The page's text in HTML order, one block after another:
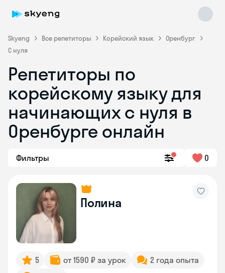
Skyeng Все репетиторы Корейский язык
Оренбург
С нуля
Репетиторы по
корейскому языку для
начинающих с нуля в
Оренбурге онлайн
Фильтры 0
Полина
5 от 1590 ₽ за урок
2 года опыта
Skyeng Chat
online